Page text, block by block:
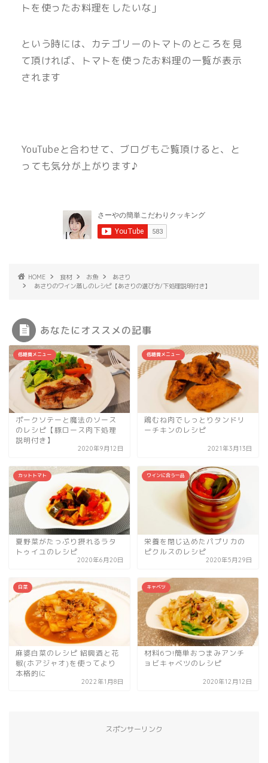
トを使ったお料理をしたいな」
という時には、カテゴリーのトマトのところを見
て頂ければ、トマトを使ったお料理の一覧が表示
されます
YouTubeと合わせて、ブログもご覧頂けると、と
っても気分が上がります♪
HOME 食材 お魚
あさり
あさりのワイン蒸しのレシピ【あさりの選び方/下処理説明付き】
あなたにオススメの記事
低糖質メニュー
ポークソテーと魔法のソース
のレシピ【豚ロース肉下処理
説明付き】
2020年9月12日
低糖質メニュー
鶏むね肉でしっとりタンドリ
ーチキンのレシピ
2021年3月13日
カットトマト
夏野菜がたっぷり摂れるラタ
トゥイユのレシピ
2020年6月20日
ワインに合う一品
栄養を閉じ込めたパプリカの
ピクルスのレシピ
2020年5月29日
白菜
麻婆白菜のレシピ 紹興酒と花
椒(ホアジャオ)を使ってより
本格的に
2022年1月8日
キャベツ
材料6つ!簡単おつまみアンチ
ョビキャベツのレシピ
2020年12月12日
スポンサーリンク